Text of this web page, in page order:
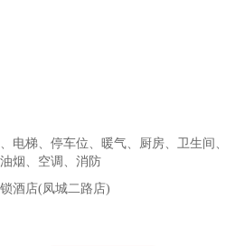
电梯、停车位、暖气、厨房、卫生间
烟、空调、消防
酒店(凤城二路店)